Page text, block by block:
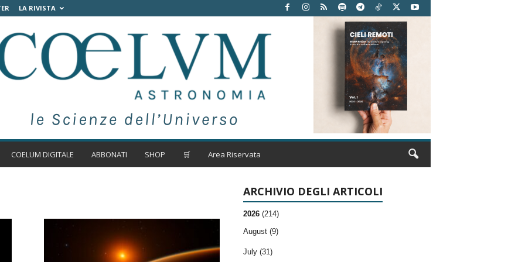
LA RIVISTA
COELUM DIGITALE ABBONATI SHOP 🛒 Area Riservata
ARCHIVIO DEGLI ARTICOLI
2026 (214)
August (9)
July (31)